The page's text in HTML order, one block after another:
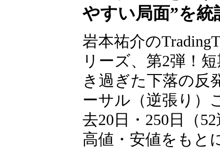
上がる株を探
やすい局面”を
岩本祐介の
リーズ、第2弾！
き過ぎた下落の反
ーサル（逆張り）
去20日・250日（